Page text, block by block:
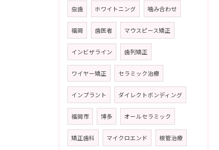
虫歯 ホワイトニング 噛み合わせ
福岡 歯医者 マウスピース矯正
インビザライン 歯列矯正
ワイヤー矯正 セラミック治療
インプラント ダイレクトボンディング
福岡市 博多 オールセラミック
矯正歯科 マイクロエンド 根管治療